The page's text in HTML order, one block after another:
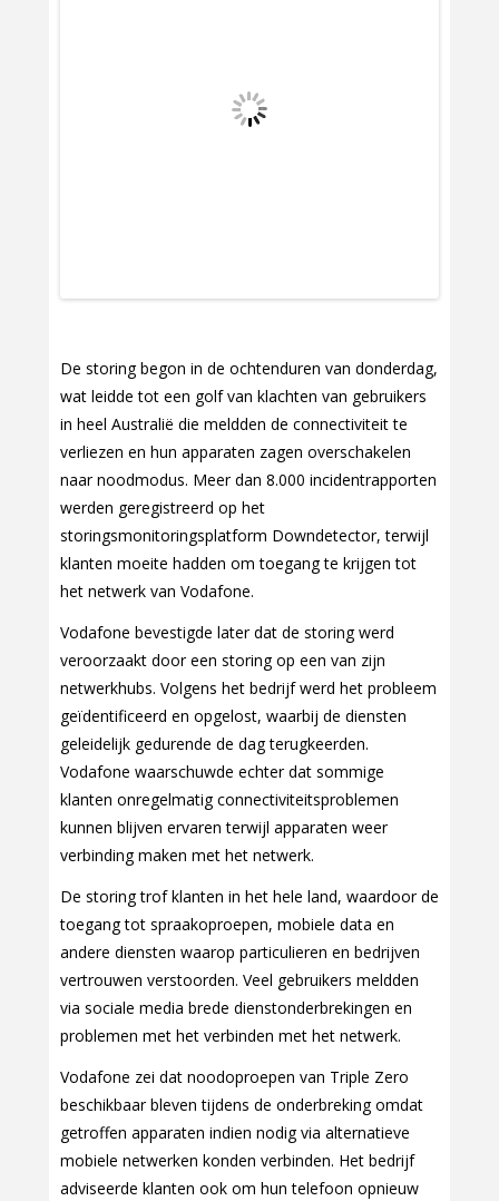
De storing begon in de ochtenduren van donderdag,
wat leidde tot een golf van klachten van gebruikers
in heel Australië die meldden de connectiviteit te
verliezen en hun apparaten zagen overschakelen
naar noodmodus. Meer dan 8.000 incidentrapporten
werden geregistreerd op het
storingsmonitoringsplatform Downdetector, terwijl
klanten moeite hadden om toegang te krijgen tot
het netwerk van Vodafone.
Vodafone bevestigde later dat de storing werd
veroorzaakt door een storing op een van zijn
netwerkhubs. Volgens het bedrijf werd het probleem
geïdentificeerd en opgelost, waarbij de diensten
geleidelijk gedurende de dag terugkeerden.
Vodafone waarschuwde echter dat sommige
klanten onregelmatig connectiviteitsproblemen
kunnen blijven ervaren terwijl apparaten weer
verbinding maken met het netwerk.
De storing trof klanten in het hele land, waardoor de
toegang tot spraakoproepen, mobiele data en
andere diensten waarop particulieren en bedrijven
vertrouwen verstoorden. Veel gebruikers meldden
via sociale media brede dienstonderbrekingen en
problemen met het verbinden met het netwerk.
Vodafone zei dat noodoproepen van Triple Zero
beschikbaar bleven tijdens de onderbreking omdat
getroffen apparaten indien nodig via alternatieve
mobiele netwerken konden verbinden. Het bedrijf
adviseerde klanten ook om hun telefoon opnieuw